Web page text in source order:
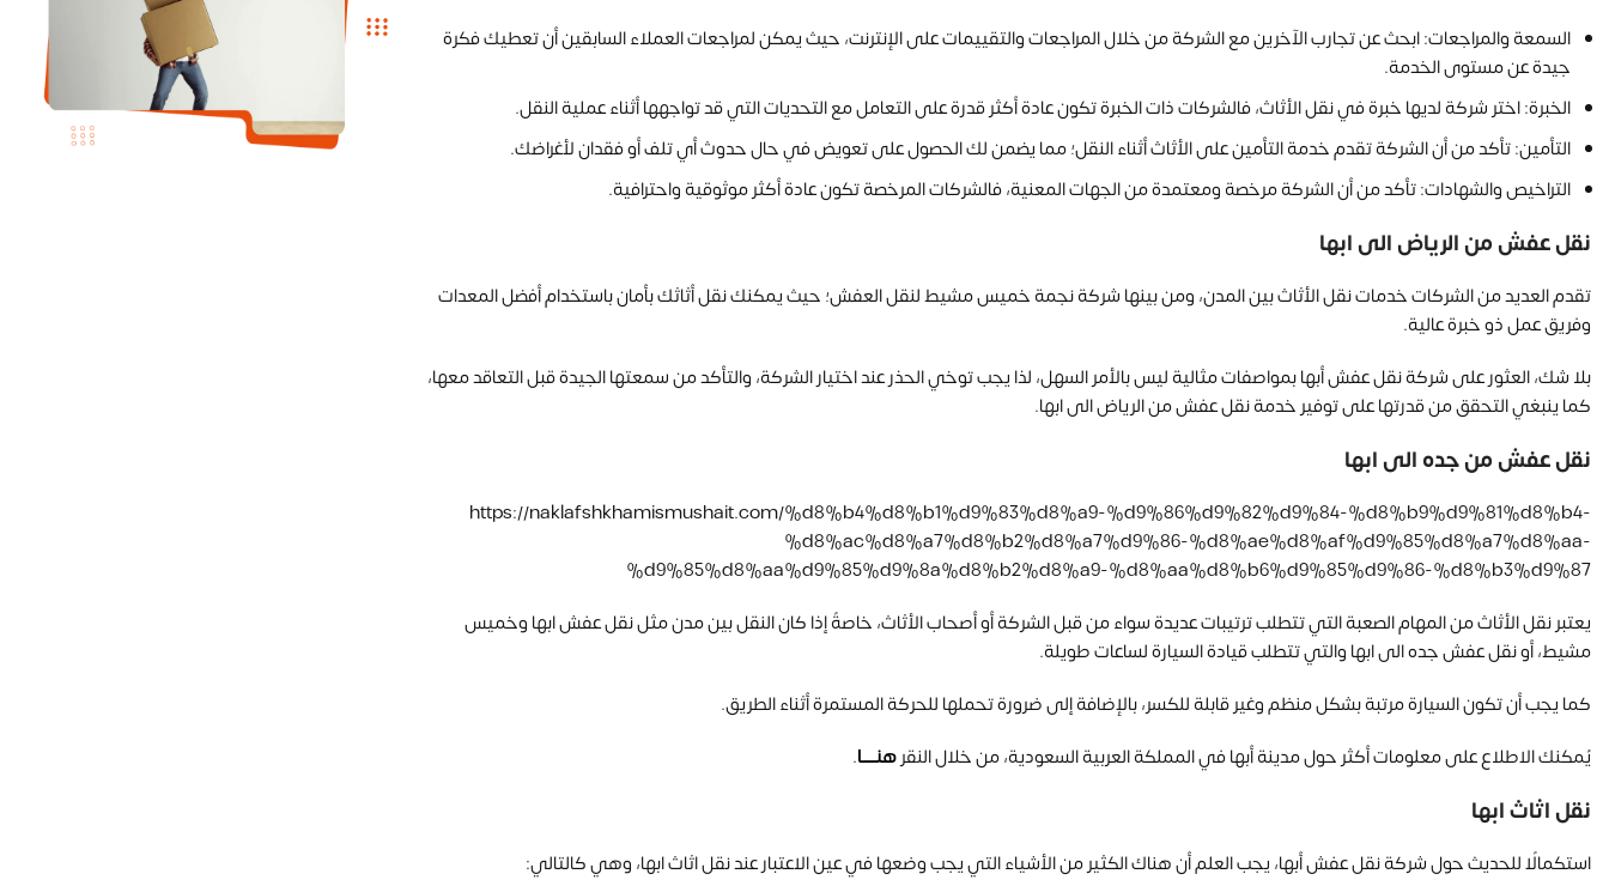
السمعة والمراجعات: ابحث عن تجارب الآخرين مع الشركة من خلال المراجعات والتقييمات على الإنترنت، حيث يمكن لمراجعات العملاء السابقين أن تعطيك فكرة
جيدة عن مستوى الخدمة.
الخبرة: اختر شركة لديها خبرة في نقل الأثاث، فالشركات ذات الخبرة تكون عادة أكثر قدرة على التعامل مع التحديات التي قد تواجهها أثناء عملية النقل.
التأمين: تأكد من أن الشركة تقدم خدمة التأمين على الأثاث أثناء النقل؛ مما يضمن لك الحصول على تعويض في حال حدوث أي تلف أو فقدان لأغراضك.
التراخيص والشهادات: تأكد من أن الشركة مرخصة ومعتمدة من الجهات المعنية، فالشركات المرخصة تكون عادة أكثر موثوقية واحترافية.
نقل عفش من الرياض الى ابها
تقدم العديد من الشركات خدمات نقل الأثاث بين المدن، ومن بينها شركة نجمة خميس مشيط لنقل العفش؛ حيث يمكنك نقل أثاثك بأمان باستخدام أفضل المعدات
وفريق عمل ذو خبرة عالية.
بلا شك، العثور على شركة نقل عفش أبها بمواصفات مثالية ليس بالأمر السهل، لذا يجب توخي الحذر عند اختيار الشركة، والتأكد من سمعتها الجيدة قبل التعاقد معها،
كما ينبغي التحقق من قدرتها على توفير خدمة نقل عفش من الرياض الى ابها.
نقل عفش من جده الى ابها
https://naklafshkhamismushait.com/%d8%b4%d8%b1%d9%83%d8%a9-%d9%86%d9%82%d9%84-%d8%b9%d9%81%d8%b4-
%d8%ac%d8%a7%d8%b2%d8%a7%d9%86-%d8%ae%d8%af%d9%85%d8%a7%d8%aa-
%d9%85%d8%aa%d9%85%d9%8a%d8%b2%d8%a9-%d8%aa%d8%b6%d9%85%d9%86-%d8%b3%d9%87
يعتبر نقل الأثاث من المهام الصعبة التي تتطلب ترتيبات عديدة سواء من قبل الشركة أو أصحاب الأثاث، خاصةً إذا كان النقل بين مدن مثل نقل عفش ابها وخميس
مشيط، أو نقل عفش جده الى ابها والتي تتطلب قيادة السيارة لساعات طويلة.
كما يجب أن تكون السيارة مرتبة بشكل منظم وغير قابلة للكسر، بالإضافة إلى ضرورة تحملها للحركة المستمرة أثناء الطريق.
يُمكنك الاطلاع على معلومات أكثر حول مدينة أبها في المملكة العربية السعودية، من خلال النقرهنــــــا.
نقل اثاث ابها
استكمالًا للحديث حول شركة نقل عفش أبها، يجب العلم أن هناك الكثير من الأشياء التي يجب وضعها في عين الاعتبار عند نقل اثاث ابها، وهي كالتالي: